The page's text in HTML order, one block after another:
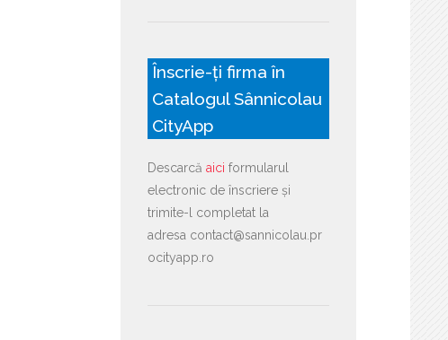
Înscrie-ți firma în
Catalogul Sânnicolau
CityApp
Descarcă aici formularul
electronic de înscriere și
trimite-l completat la
adresa contact@sannicolau.pr
ocityapp.ro